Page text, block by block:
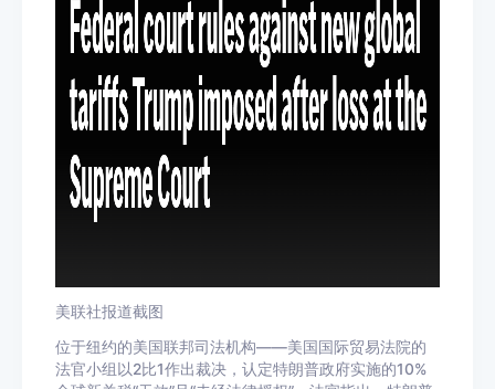
美联社报道截图
位于纽约的美国联邦司法机构——美国国际贸易法院的
法官小组以2比1作出裁决，认定特朗普政府实施的10%